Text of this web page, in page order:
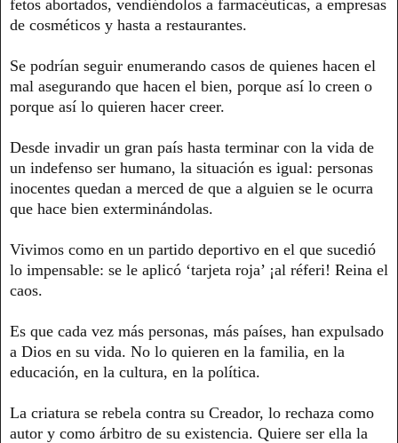
fetos abortados, vendiéndolos a farmacéuticas, a empresas
de cosméticos y hasta a restaurantes.
Se podrían seguir enumerando casos de quienes hacen el
mal asegurando que hacen el bien, porque así lo creen o
porque así lo quieren hacer creer.
Desde invadir un gran país hasta terminar con la vida de
un indefenso ser humano, la situación es igual: personas
inocentes quedan a merced de que a alguien se le ocurra
que hace bien exterminándolas.
Vivimos como en un partido deportivo en el que sucedió
lo impensable: se le aplicó ‘tarjeta roja’ ¡al réferi! Reina el
caos.
Es que cada vez más personas, más países, han expulsado
a Dios en su vida. No lo quieren en la familia, en la
educación, en la cultura, en la política.
La criatura se rebela contra su Creador, lo rechaza como
autor y como árbitro de su existencia. Quiere ser ella la